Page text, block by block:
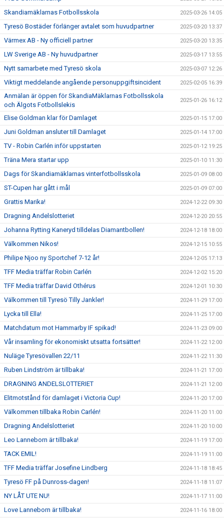
Skandiamäklarnas Fotbollsskola 2025-03-26 14:05
Tyresö Bostäder förlänger avtalet som huvudpartner 2025-03-20 13:37
Värmex AB - Ny officiell partner 2025-03-20 13:35
LW Sverige AB - Ny huvudpartner 2025-03-17 13:55
Nytt samarbete med Tyresö skola 2025-03-07 12:26
Viktigt meddelande angående personuppgiftsincident 2025-02-05 16:39
Anmälan är öppen för SkandiaMäklarnas Fotbollsskola
och Älgots Fotbollslekis
2025-01-26 16:12
Elise Goldman klar för Damlaget 2025-01-15 17:00
Juni Goldman ansluter till Damlaget 2025-01-14 17:00
TV - Robin Carlén inför uppstarten 2025-01-12 19:25
Träna Mera startar upp 2025-01-10 11:30
Dags för Skandiamäklarnas vinterfotbollsskola 2025-01-09 08:00
ST-Cupen har gått i mål 2025-01-09 07:00
Grattis Marika! 2024-12-22 09:30
Dragning Andelslotteriet 2024-12-20 20:55
Johanna Rytting Kaneryd tilldelas Diamantbollen! 2024-12-18 18:00
Välkommen Nikos! 2024-12-15 10:55
Philipe Njoo ny Sportchef 7-12 år! 2024-12-05 17:13
TFF Media träffar Robin Carlén 2024-12-02 15:20
TFF Media träffar David Othérus 2024-12-01 10:30
Välkommen till Tyresö Tilly Jankler! 2024-11-29 17:00
Lycka till Ella! 2024-11-25 17:00
Matchdatum mot Hammarby IF spikad! 2024-11-23 09:00
Vår insamling för ekonomiskt utsatta fortsätter! 2024-11-22 12:00
Nuläge Tyresövallen 22/11 2024-11-22 11:30
Ruben Lindström är tillbaka! 2024-11-21 17:00
DRAGNING ANDELSLOTTERIET 2024-11-21 12:00
Elitmotstånd för damlaget i Victoria Cup! 2024-11-20 17:00
Välkommen tillbaka Robin Carlén! 2024-11-20 11:00
Dragning Andelslotteriet 2024-11-20 10:00
Leo Lanneborn är tillbaka! 2024-11-19 17:00
TACK EMIL! 2024-11-19 11:00
TFF Media träffar Josefine Lindberg 2024-11-18 18:45
Tyresö FF på Dunross-dagen! 2024-11-18 11:07
NY LÅT UTE NU! 2024-11-17 11:00
Love Lanneborn är tillbaka! 2024-11-16 18:00